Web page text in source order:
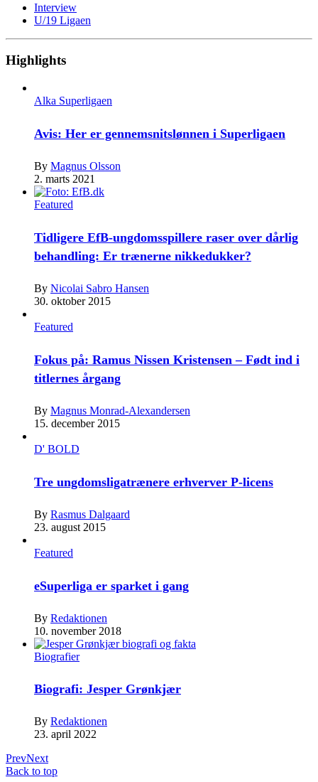
Interview
U/19 Ligaen
Highlights
Alka Superligaen
Avis: Her er gennemsnitslønnen i Superligaen
By Magnus Olsson
2. marts 2021
Featured
Tidligere EfB-ungdomsspillere raser over dårlig
behandling: Er trænerne nikkedukker?
By Nicolai Sabro Hansen
30. oktober 2015
Featured
Fokus på: Ramus Nissen Kristensen – Født ind i
titlernes årgang
By Magnus Monrad-Alexandersen
15. december 2015
D' BOLD
Tre ungdomsligatrænere erhverver P-licens
By Rasmus Dalgaard
23. august 2015
Featured
eSuperliga er sparket i gang
By Redaktionen
10. november 2018
Biografier
Biografi: Jesper Grønkjær
By Redaktionen
23. april 2022
PrevNext
Back to top